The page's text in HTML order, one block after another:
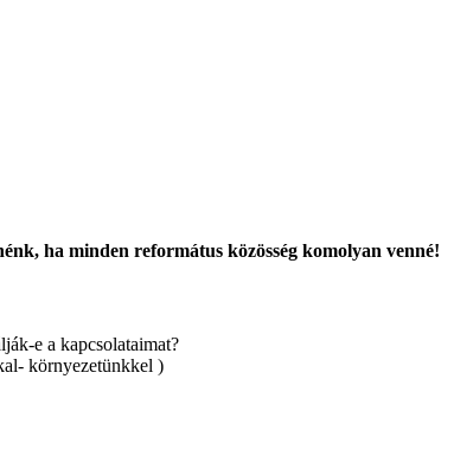
ha minden református közösség komolyan venné!
e a kapcsolataimat?
környezetünkkel )